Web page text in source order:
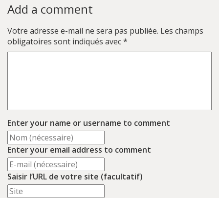
Add a comment
Votre adresse e-mail ne sera pas publiée. Les champs
obligatoires sont indiqués avec*
Enter your name or username to comment
Enter your email address to comment
Saisir l’URL de votre site (facultatif)